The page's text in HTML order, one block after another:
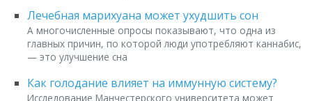
Лечебная марихуана может ухудшить сон
А многочисленные опросы показывают, что одна из
главных причин, по которой люди употребляют каннабис,
— это улучшение сна
Как голодание влияет на иммунную систему?
Исследование Манчестерского университета может